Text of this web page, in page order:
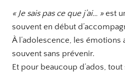
« Je sais pas ce que j’ai… »est
souvent en début
À l’adolescence, les
souvent sans prévenir.
Et pour beaucoup d’ados, tout